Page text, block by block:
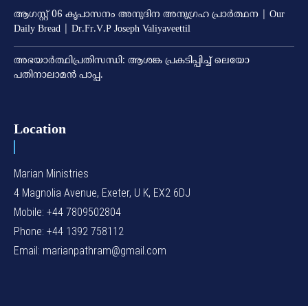
ആഗസ്റ്റ് 06 കൃപാസനം അനുദിന അനുഗ്രഹ പ്രാർത്ഥന | Our
Daily Bread | Dr.Fr.V.P Joseph Valiyaveettil
അഭയാര്‍ത്ഥിപ്രതിസന്ധി: ആശങ്ക പ്രകടിപ്പിച്ച് ലെയോ
പതിനാലാമന്‍ പാപ്പ.
Location
Marian Ministries
4 Magnolia Avenue, Exeter, U K, EX2 6DJ
Mobile: +44 7809502804
Phone: +44 1392 758112
Email: marianpathram@gmail.com